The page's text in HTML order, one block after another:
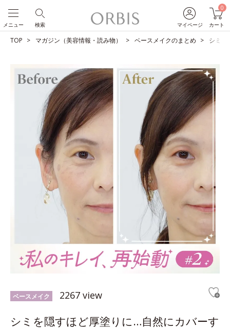
マイページ
0
カート
検索
メニュー
TOP マガジン（美容情報・読み物） ベースメイクのまとめ シミを
ベースメイク 2267 view
シミを隠すほど厚塗りに…自然にカバーす